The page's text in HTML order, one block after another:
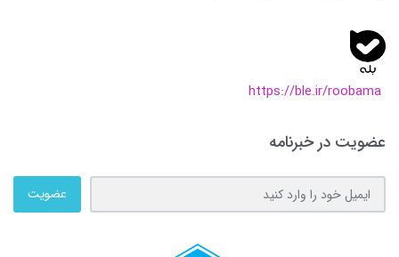
https://ble.ir/roobama
عضویت در خبرنامه
عضویت